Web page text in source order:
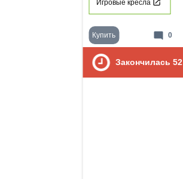
Игровые кресла
Купить mode_comment 0
Закончилась 52